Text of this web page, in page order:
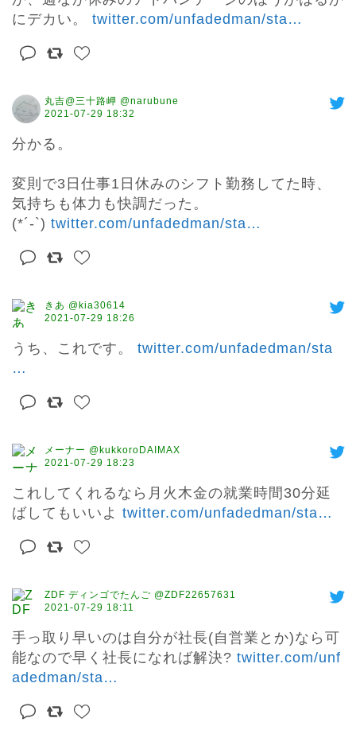
にデカい。 twitter.com/unfadedman/sta…
丸吉@三十路岬 @narubune
2021-07-29 18:32
分かる。
変則で3日仕事1日休みのシフト勤務してた時、
気持ちも体力も快調だった。
(*´-`) twitter.com/unfadedman/sta…
きあ @kia30614
2021-07-29 18:26
うち、これです。 twitter.com/unfadedman/sta
…
メーナー @kukkoroDAIMAX
2021-07-29 18:23
これしてくれるなら月火木金の就業時間30分延
ばしてもいいよ twitter.com/unfadedman/sta…
ZDF ディンゴでたんご @ZDF22657631
2021-07-29 18:11
手っ取り早いのは自分が社長(自営業とか)なら可
能なので早く社長になれば解決? twitter.com/unf
adedman/sta…